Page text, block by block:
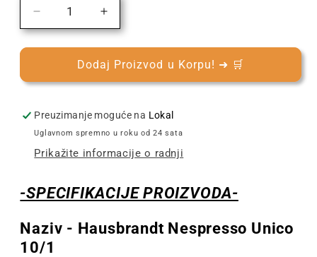
Smanjite
količinu
za
Hausbrandt
Nespresso
10/1
|
Kapsule
za
Povećajte
količinu
za
Hausbrandt
Nespresso
10/1
za
Dodaj Proizvod u Korpu! ➜ 🛒
Preuzimanje moguće na Lokal
Uglavnom spremno u roku od 24 sata
Prikažite informacije o radnji
-SPECIFIKACIJE PROIZVODA-
Naziv - Hausbrandt Nespresso Unico
10/1